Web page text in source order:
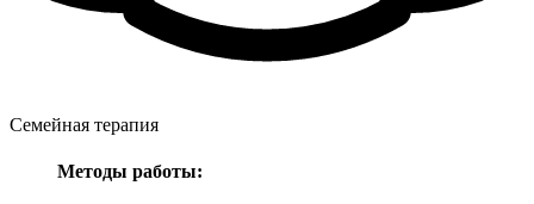
Семейная терапия
Методы работы: